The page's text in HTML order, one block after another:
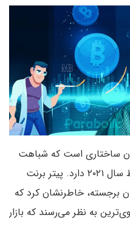
ساختاری است که شباهت
زیادی به شرایط بازار پیش از سقوط سال ۲۰۲۱ دارد. پیتر برنت
برجسته، خاطرنشان کرد که
به نظر می‌رسند که بازار